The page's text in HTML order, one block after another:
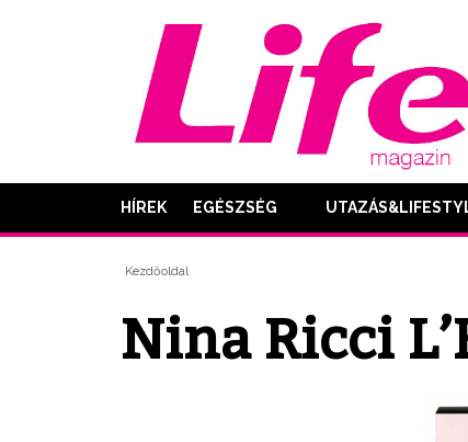
HÍREK EGÉSZSÉG
Kezdőoldal
Nina Ricci